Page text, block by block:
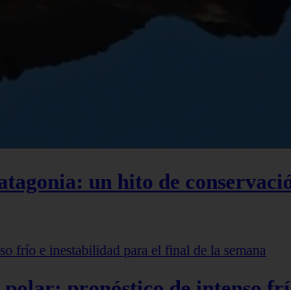
un hito de